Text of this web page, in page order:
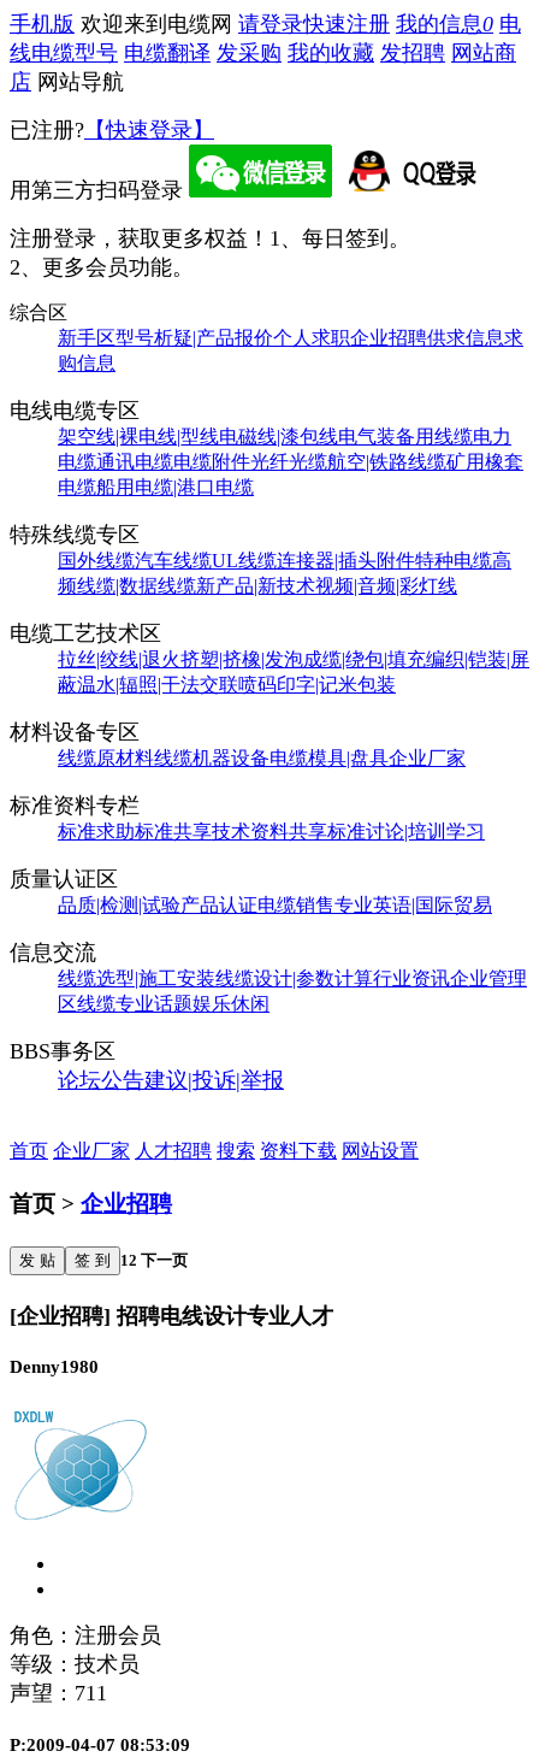
手机版 欢迎来到电缆网 请登录快速注册 我的信息0 电
线电缆型号 电缆翻译 发采购 我的收藏 发招聘 网站商
店 网站导航
已注册? 【快速登录】
用第三方扫码登录
注册登录，获取更多权益！ 1、每日签到。
2、更多会员功能。
综合区
新手区型号析疑|产品报价个人求职企业招聘供求信息求
购信息
电线电缆专区
架空线|裸电线|型线电磁线|漆包线电气装备用线缆电力
电缆通讯电缆电缆附件光纤光缆航空|铁路线缆矿用橡套
电缆船用电缆|港口电缆
特殊线缆专区
国外线缆汽车线缆UL线缆连接器|插头附件特种电缆高
频线缆|数据线缆新产品|新技术视频|音频|彩灯线
电缆工艺技术区
拉丝|绞线|退火挤塑|挤橡|发泡成缆|绕包|填充编织|铠装|屏
蔽温水|辐照|干法交联喷码印字|记米包装
材料设备专区
线缆原材料线缆机器设备电缆模具|盘具企业厂家
标准资料专栏
标准求助标准共享技术资料共享标准讨论|培训学习
质量认证区
品质|检测|试验产品认证电缆销售专业英语|国际贸易
信息交流
线缆选型|施工安装线缆设计|参数计算行业资讯企业管理
区线缆专业话题娱乐休闲
BBS事务区
论坛公告建议|投诉|举报
首页 企业厂家 人才招聘 搜索 资料下载 网站设置
首页 > 企业招聘
发 贴 签 到 12 下一页
[企业招聘] 招聘电线设计专业人才
Denny1980
角色：注册会员
等级：技术员
声望： 711
P:2009-04-07 08:53:09